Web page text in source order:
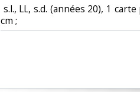
s.l., LL, s.d. (années 20), 1
cm ; ‎